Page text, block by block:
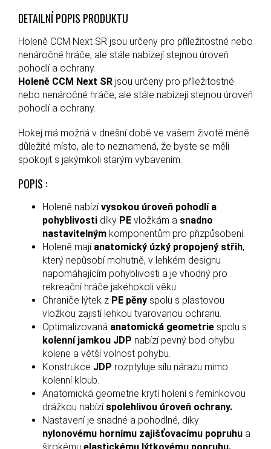
DETAILNÍ POPIS PRODUKTU
Holeně CCM Next SR jsou určeny pro příležitostné nebo
nenáročné hráče, ale stále nabízejí stejnou úroveň
pohodlí a ochrany.
Holeně CCM Next SR jsou určeny pro příležitostné
nebo nenáročné hráče, ale stále nabízejí stejnou úroveň
pohodlí a ochrany.
Hokej má možná v dnešní době ve vašem životě méně
důležité místo, ale to neznamená, že byste se měli
spokojit s jakýmkoli starým vybavením.
POPIS :
Holeně nabízívysokou úroveň pohodlí a
pohyblivosti díky PE vložkám a snadno
nastavitelným komponentům pro přizpůsobení.
Holeně mají anatomický úzký propojený střih,
který nepůsobí mohutně, v lehkém designu
napomáhajícím pohyblivosti a je vhodný pro
rekreační hráče jakéhokoli věku.
Chraniče lýtek z PE pěny spolu s plastovou
vložkou zajistí lehkou tvarovanou ochranu.
Optimalizovaná anatomická geometrie spolu s
kolenní jamkou JDP nabízí pevný bod ohybu
kolene a větší volnost pohybu.
Konstrukce JDP rozptyluje sílu nárazu mimo
kolenní kloub.
Anatomická geometrie krytí holení s řemínkovou
drážkou nabízí spolehlivou úroveň ochrany.
Nastavení je snadné a pohodlné, díky
nylonovému hornímu zajišťovacímu popruhu a
širokému elastickému lýtkovému popruhu.